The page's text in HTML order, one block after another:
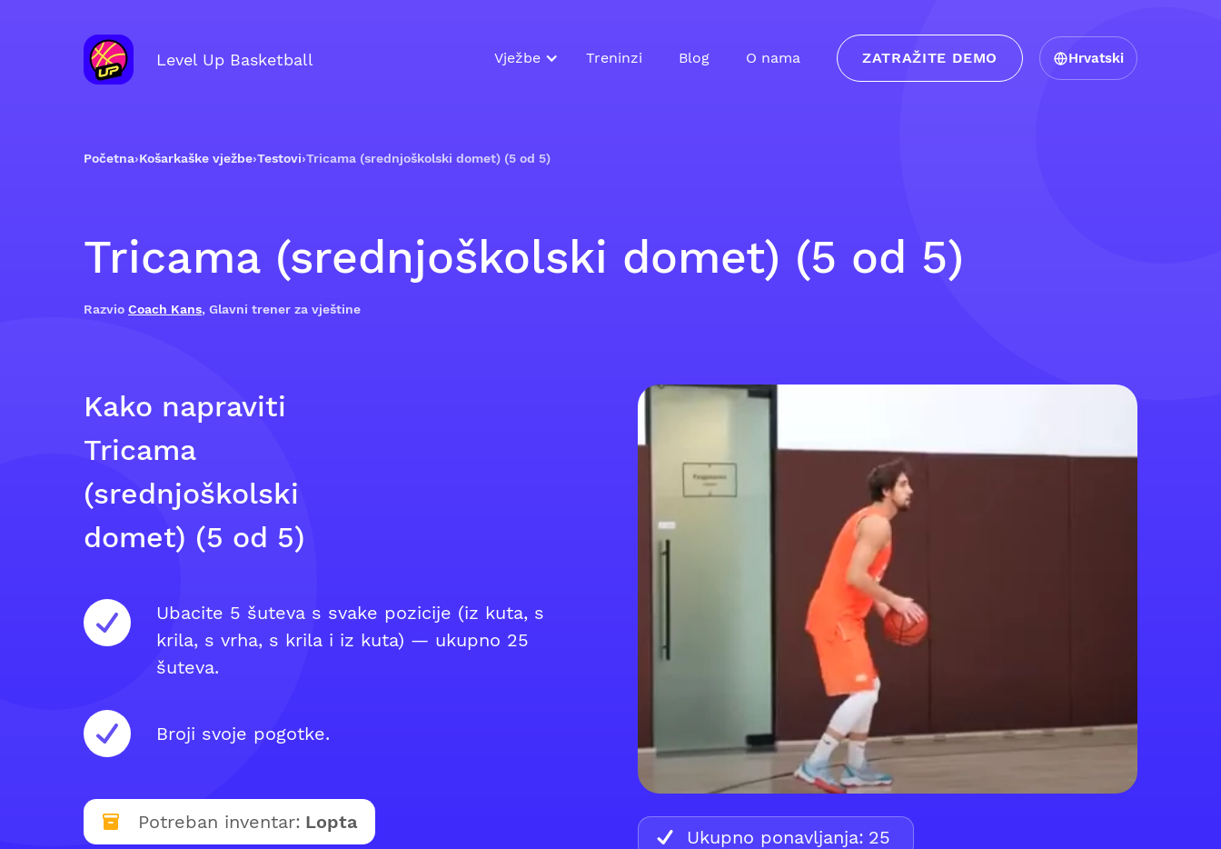
Level Up Basketball Vježbe Treninzi Blog O nama ZATRAŽITE DEMO Hrvatski
Početna›Košarkaške vježbe›Testovi›Tricama (srednjoškolski domet) (5 od 5)
Tricama (srednjoškolski domet) (5 od 5)
Razvio Coach Kans, Glavni trener za vještine
Kako napraviti
Tricama
(srednjoškolski
domet) (5 od 5)
Ubacite 5 šuteva s svake pozicije (iz kuta, s
krila, s vrha, s krila i iz kuta) — ukupno 25
šuteva.
Broji svoje pogotke.
Potreban inventar: Lopta
Ukupno ponavljanja: 25